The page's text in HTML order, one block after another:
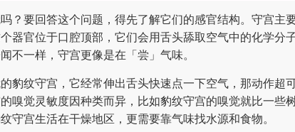
？要回答这个问题，得先了解它们的感官结构。守宫
器官位于口腔顶部，它们会用舌头舔取空气中的化学分
不一样，守宫更像是在「尝」气味。
豹纹守宫，它经常伸出舌头快速点一下空气，那动作超
嗅觉灵敏度因种类而异，比如豹纹守宫的嗅觉就比一些
守宫生活在干燥地区，更需要靠气味找水源和食物。